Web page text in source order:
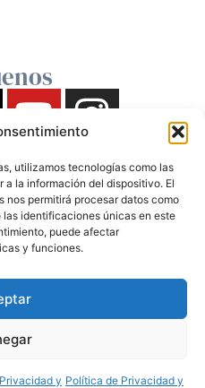
utilizamos tecnologías como las
la información del dispositivo. El
permitirá procesar datos como
identificaciones únicas en este
puede afectar
y funciones.
y Política de Privacidad y